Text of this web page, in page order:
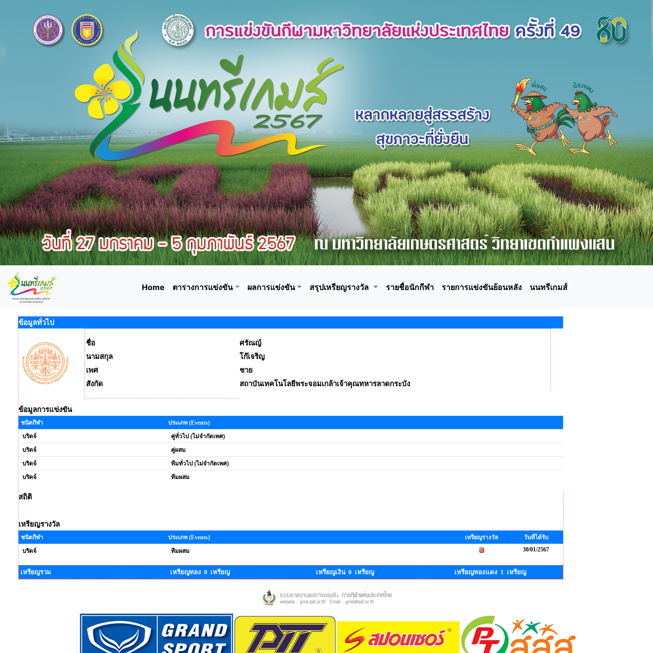
Home ตารางการแข่งขัน ผลการแข่งขัน สรุปเหรียญรางวัล รายชื่อนักกีฬา รายการแข่งขันย้อนหลัง นนทรีเกมส์
ข้อมูลทั่วไป
ชื่อ
ศรัณญ์
นามสกุล
โก๊เจริญ
เพศ
ชาย
สังกัด
สถาบันเทคโนโลยีพระจอมเกล้าเจ้าคุณทหารลาดกระบัง
ข้อมูลการแข่งขัน
ชนิดกีฬา
ประเภท (Events)
บริดจ์
คู่ทั่วไป (ไม่จำกัดเพศ)
บริดจ์
คู่ผสม
บริดจ์
ทีมทั่วไป (ไม่จำกัดเพศ)
บริดจ์
ทีมผสม
สถิติ
เหรียญรางวัล
ชนิดกีฬา ประเภท (Events) เหรียญรางวัล
วันที่ได้รับ
บริดจ์
ทีมผสม 30/01/2567
เหรียญรวม เหรียญทอง 0 เหรียญ เหรียญเงิน 0 เหรียญ เหรียญทองแดง 1 เหรียญ